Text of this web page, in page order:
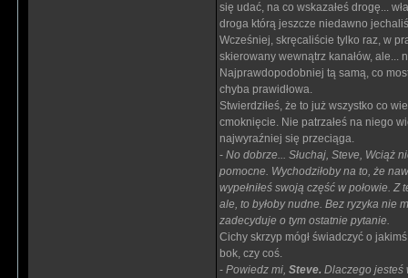
się udać, na co wskazałeś drogę...
droga którą jeszcze niedawno
Wcześniej, skręcaliście tylko raz, w
skierowany wewnątrz kanałów, ale...
Najprawdopodobniej tą samą, co
chyba prawidłowa.
Stwierdziłeś, że to już wszystko co
cmoknięcie. Nie patrzałeś na niego
najwyraźniej się przeciąga.
- No dobrze... Słuchaj, Steve, Wciąż
pomocne. Wychodziłoby na to, że
wypełniłeś swoją część w połowie.
ale, to byłoby nudne. Bez ryzyka nie
zadecyduje o tym ostatnie pytanie.
Cichy skrzyp mógł świadczyć o
bok, czy coś.
- Powiedz mi, Steve. Dlaczego jesteś